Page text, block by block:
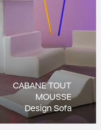
CABANE TOUT
MOUSSE
Design Sofa